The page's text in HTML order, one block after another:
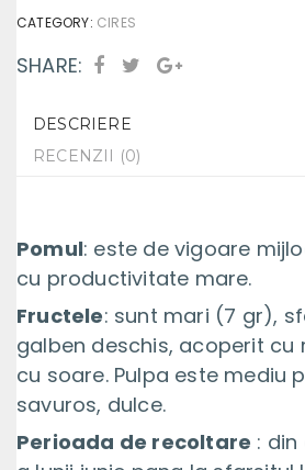
CATEGORY: CIRES
SHARE:
DESCRIERE
RECENZII (0)
Pomul: este de vigoare
cu productivitate mare.
Fructele: sunt mari (7 gr),
galben deschis, acoperit cu
cu soare. Pulpa este mediu
savuros, dulce.
Perioada de recoltare :